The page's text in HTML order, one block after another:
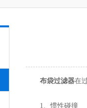
布袋过滤器在
1、惯性碰撞